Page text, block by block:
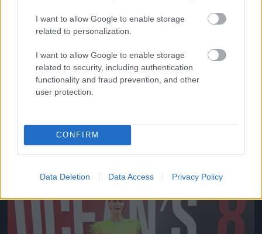
I want to allow Google to enable storage
related to personalization.
I want to allow Google to enable storage
related to security, including authentication
functionality and fraud prevention, and other
user protection.
CONFIRM
Data Deletion Data Access Privacy Policy
Fotó: Dimitrios Kambouris / Getty Images Hungary
Jön még kép!